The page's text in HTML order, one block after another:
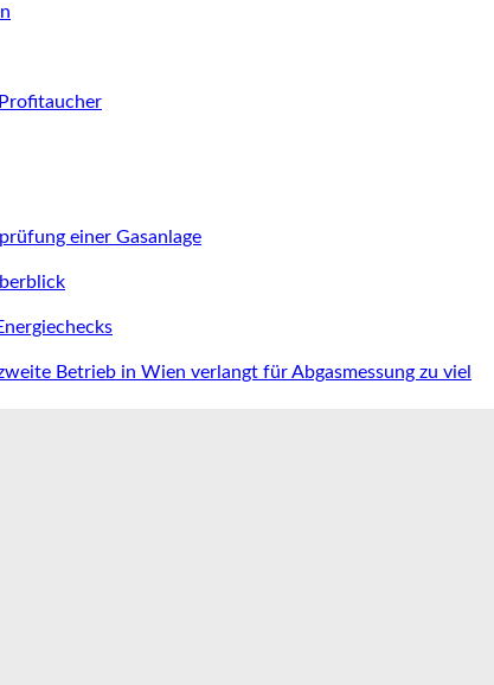
einer Gasanlage
Betrieb in Wien verlangt für Abgasmessung zu viel